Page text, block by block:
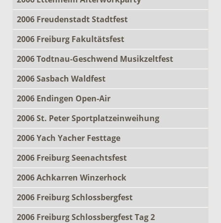
2006 Freudenstadt Stadtfest
2006 Freiburg Fakultätsfest
2006 Todtnau-Geschwend Musikzeltfest
2006 Sasbach Waldfest
2006 Endingen Open-Air
2006 St. Peter Sportplatzeinweihung
2006 Yach Yacher Festtage
2006 Freiburg Seenachtsfest
2006 Achkarren Winzerhock
2006 Freiburg Schlossbergfest
2006 Freiburg Schlossbergfest Tag 2